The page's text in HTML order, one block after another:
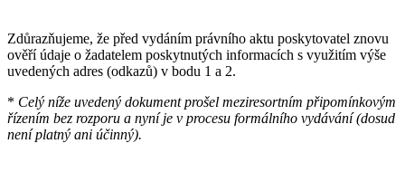
Zdůrazňujeme, že před vydáním právního aktu poskytovatel znovu
ověří údaje o žadatelem poskytnutých informacích s využitím výše
uvedených adres (odkazů) v bodu 1 a 2.
* Celý níže uvedený dokument prošel meziresortním připomínkovým
řízením bez rozporu a nyní je v procesu formálního vydávání (dosud
není platný ani účinný).